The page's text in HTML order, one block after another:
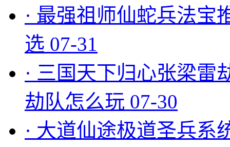
· 最强祖师仙蛇兵法宝
选 07-31
· 三国天下归心张梁雷
劫队怎么玩 07-30
· 大道仙途极道圣兵系